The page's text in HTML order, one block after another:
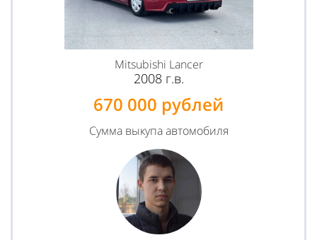
Mitsubishi Lancer
2008 г.в.
670 000 рублей
Сумма выкупа автомобиля